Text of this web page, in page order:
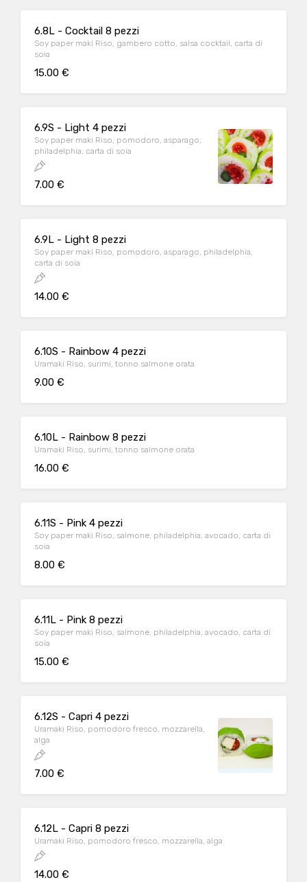
6.8L - Cocktail 8 pezzi
Soy paper maki Riso, gambero cotto, salsa cocktail, carta di
soia
15.00 €
6.9S - Light 4 pezzi
Soy paper maki Riso, pomodoro, asparago,
philadelphia, carta di soia
7.00 €
6.9L - Light 8 pezzi
Soy paper maki Riso, pomodoro, asparago, philadelphia,
carta di soia
14.00 €
6.10S - Rainbow 4 pezzi
Uramaki Riso, surimi, tonno salmone orata
9.00 €
6.10L - Rainbow 8 pezzi
Uramaki Riso, surimi, tonno salmone orata
16.00 €
6.11S - Pink 4 pezzi
Soy paper maki Riso, salmone, philadelphia, avocado, carta di
soia
8.00 €
6.11L - Pink 8 pezzi
Soy paper maki Riso, salmone, philadelphia, avocado, carta di
soia
15.00 €
6.12S - Capri 4 pezzi
Uramaki Riso, pomodoro fresco, mozzarella,
alga
7.00 €
6.12L - Capri 8 pezzi
Uramaki Riso, pomodoro fresco, mozzarella, alga
14.00 €